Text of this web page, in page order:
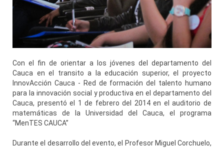
Con el fin de orientar a los jóvenes del departamento del
Cauca en el transito a la educación superior, el proyecto
InnovAcción Cauca - Red de formación del talento humano
para la innovación social y productiva en el departamento del
Cauca, presentó el 1 de febrero del 2014 en el auditorio de
matemáticas de la Universidad del Cauca, el programa
“MenTES CAUCA”
Durante el desarrollo del evento, el Profesor Miguel Corchuelo,